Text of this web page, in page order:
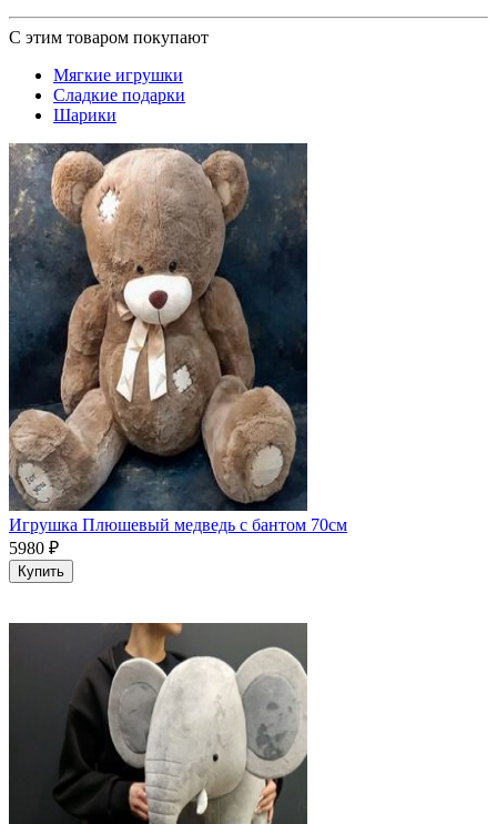
С этим товаром покупают
Мягкие игрушки
Сладкие подарки
Шарики
Игрушка Плюшевый медведь с бантом 70см
5980 ₽
Купить